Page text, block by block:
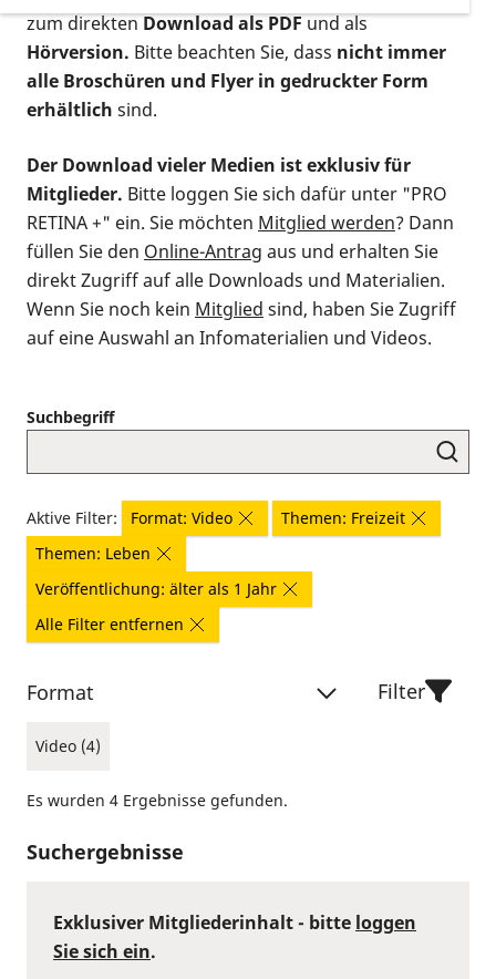
zum direktenDownload als PDFund als
Hörversion. Bitte beachten Sie, dass nicht immer
alle Broschüren und Flyer in gedruckter Form
erhältlich sind.
Der Download vieler Medien ist exklusiv für
Mitglieder. Bitte loggen Sie sich dafür unter "PRO
RETINA +" ein. Sie möchten Mitglied werden? Dann
füllen Sie den Online-Antrag aus und erhalten Sie
direkt Zugriff auf alle Downloads und Materialien.
Wenn Sie noch kein Mitglied sind, haben Sie Zugriff
auf eine Auswahl an Infomaterialien und Videos.
Suchbegriff
Aktive Filter: Format: Video
Themen: Freizeit
Themen: Leben
Veröffentlichung: älter als 1 Jahr
Alle Filter entfernen
Format
Video (4)
Filter
Es wurden 4 Ergebnisse gefunden.
Suchergebnisse
Exklusiver Mitgliederinhalt - bitte loggen
Sie sich ein.